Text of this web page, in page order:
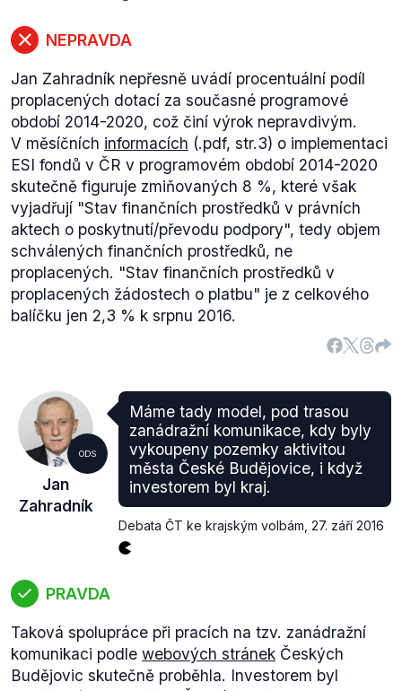
NEPRAVDA
Jan Zahradník nepřesně uvádí procentuální podíl
proplacených dotací za současné programové
období 2014-2020, což činí výrok nepravdivým.
V měsíčních informacích (.pdf, str.3) o implementaci
ESI fondů v ČR v programovém období 2014-2020
skutečně figuruje zmiňovaných 8 %, které však
vyjadřují "Stav finančních prostředků v právních
aktech o poskytnutí/převodu podpory", tedy objem
schválených finančních prostředků, ne
proplacených. "Stav finančních prostředků v
proplacených žádostech o platbu" je z celkového
balíčku jen 2,3 % k srpnu 2016.
ODS
Jan
Zahradník
Máme tady model, pod trasou
zanádražní komunikace, kdy byly
vykoupeny pozemky aktivitou
města České Budějovice, i když
investorem byl kraj.
Debata ČT ke krajským volbám 27. září 2016
PRAVDA
Taková spolupráce při pracích na tzv. zanádražní
komunikaci podle webových stránek Českých
Budějovic skutečně proběhla. Investorem byl